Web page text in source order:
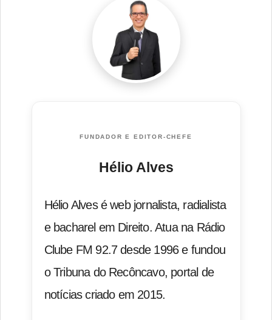
FUNDADOR E EDITOR-CHEFE
Hélio Alves
Hélio Alves é web jornalista, radialista
e bacharel em Direito. Atua na Rádio
Clube FM 92.7 desde 1996 e fundou
o Tribuna do Recôncavo, portal de
notícias criado em 2015.